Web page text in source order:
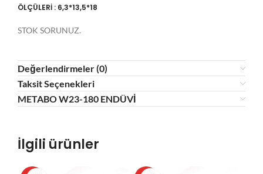
ÖLÇÜLERİ : 6,3*13,5*18
STOK SORUNUZ.
Değerlendirmeler (0)
Taksit Seçenekleri
METABO W23-180 ENDÜVİ
İlgili ürünler